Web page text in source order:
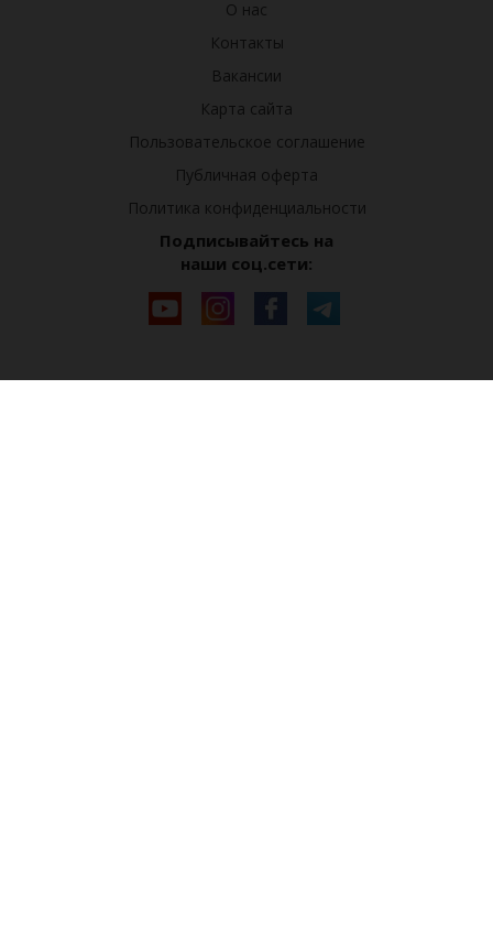
О нас
Контакты
Вакансии
Карта сайта
Пользовательское соглашение
Публичная оферта
Политика конфиденциальности
Подписывайтесь на
наши соц.сети: